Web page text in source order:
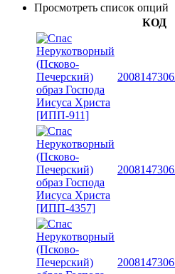
Просмотреть список опций
КОД